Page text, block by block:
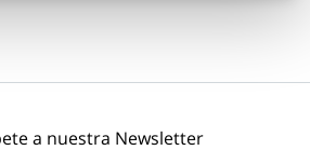
a nuestra Newsletter